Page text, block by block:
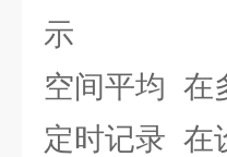
示
空间平均 在
定时记录 在